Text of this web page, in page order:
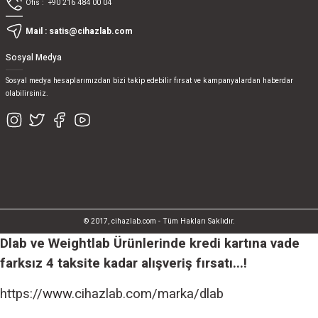
Ofis : +90 216 484 00 04
Mail : satis@cihazlab.com
Sosyal Medya
Sosyal medya hesaplarımızdan bizi takip edebilir fırsat ve kampanyalardan haberdar
olabilirsiniz.
© 2017, cihazlab.com - Tüm Hakları Saklıdır.
Dlab ve Weightlab Ürünlerinde kredi kartına vade
farksız 4 taksite kadar alışveriş fırsatı...!
https://www.cihazlab.com/marka/dlab